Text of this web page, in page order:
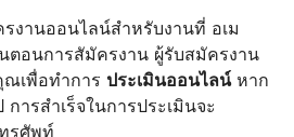
งานออนไลน์สำหรับงานที่ อเม
อนการสัมัครงาน ผู้รับสมัครงาน
เพื่อทำการ ประเมินออนไลน์หาก
ารสำเร็จในการประเมินจะ
รศัพท์